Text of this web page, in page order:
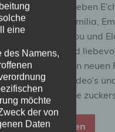
haben wir sieben
haben uns Emilia,
Esprit de Filou und
ein tolles und
machen ihren neuen
die vielen Video’s
Unsere kleine
Weiterlesen
eine
des Namens,
möchte
der von
Daten